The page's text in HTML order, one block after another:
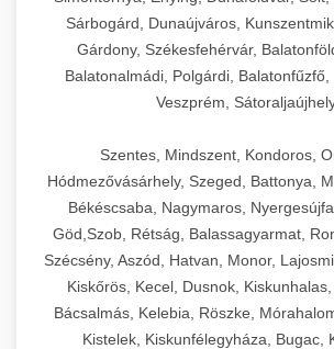
Sárbogárd, Dunaújváros,
Gárdony, Székesfehérvár,
Balatonalmádi, Polgárdi, Balatonfűzfő,
Veszprém,
Szentes, Mindszent, Kondoros,
Hódmezővásárhely, Szeged, Battonya,
Békéscsaba, Nagymaros,
Göd,Szob, Rétság, Balassagyarmat,
Szécsény, Aszód, Hatvan, Monor,
Kiskőrös, Kecel, Dusnok, Kiskunhalas,
Bácsalmás, Kelebia, Röszke,
Kistelek, Kiskunfélegyháza, Bugac,